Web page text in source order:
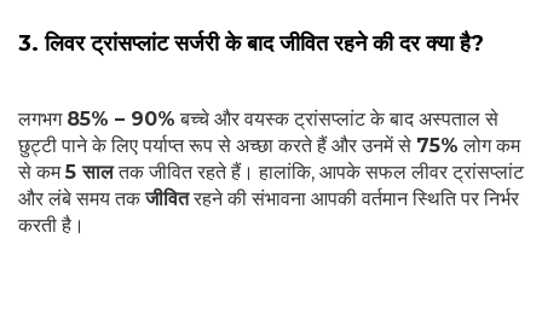
3. लिवर ट्रांसप्लांट सर्जरी के बाद जीवित रहने की दर क्या है?
लगभग 85% – 90% बच्चे और वयस्क ट्रांसप्लांट के बाद अस्पताल से
छुट्टी पाने के लिए पर्याप्त रूप से अच्छा करते हैं और उनमें से 75% लोग कम
से कम5 सालतक जीवित रहते हैं। हालांकि, आपके सफल लीवर ट्रांसप्लांट
और लंबे समय तकजीवितरहने की संभावना आपकी वर्तमान स्थिति पर निर्भर
करती है।